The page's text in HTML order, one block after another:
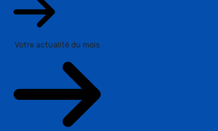
Votre actualité du mois